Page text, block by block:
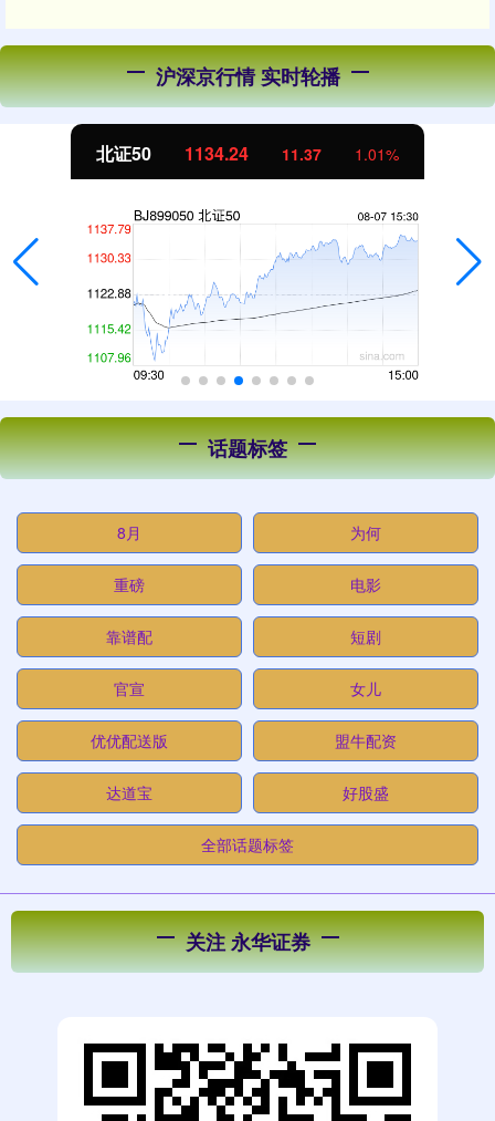
沪深京行情 实时轮播
北证50 1134.24 11.37 1.01%
话题标签
8月 为何
重磅 电影
靠谱配 短剧
官宣 女儿
优优配送版 盟牛配资
达道宝 好股盛
全部话题标签
关注 永华证券